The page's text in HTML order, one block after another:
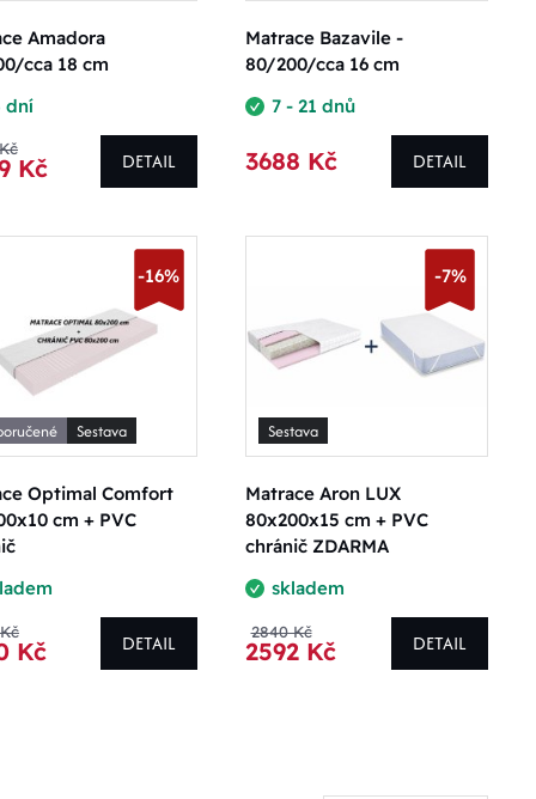
Amadora
cca 18 cm
dní
Kč DETAIL
Matrace Bazavile -
80/200/cca 16 cm
7 - 21 dnů
3688 Kč DETAIL
Sestava
-16%
Optimal Comfort
cm + PVC
Kč DETAIL
Sestava
-7%
Matrace Aron LUX
80x200x15 cm + PVC
chránič ZDARMA
skladem
2840 Kč
2592 Kč DETAIL